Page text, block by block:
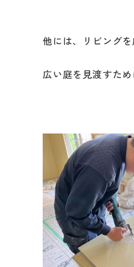
他には、リビング
広い庭を見渡すた